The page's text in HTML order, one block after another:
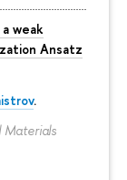
weak
Ansatz
.
Materials